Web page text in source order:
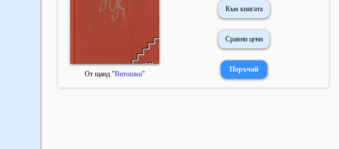
От щанд "Витошки"
Към книгата
Сравни цени